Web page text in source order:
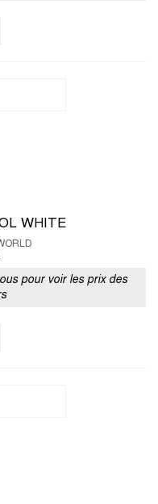
WHITE
pour voir les prix des